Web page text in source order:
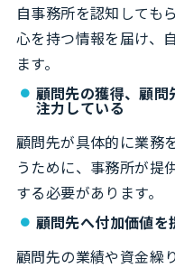
自事務所を認知しても
心を持つ情報を届け、
ます。
顧問先の獲得、顧
注力している
顧問先が具体的に業務
うために、事務所が提
する必要があります。
顧問先へ付加価値を
顧問先の業績や資金繰